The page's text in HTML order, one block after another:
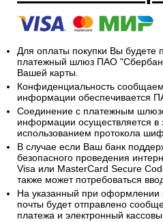
Для оплаты покупки Вы будете
платежный шлюз ПАО
Вашей карты.
Конфиденциальность
информации обеспечивается
Соединение с платежным
информации осуществляется
использованием протокола
В случае если Ваш банк
безопасного проведения
Visa или MasterCard Secure
также может потребоваться
На указанный при оформлении
почты будет отправлено
платежа и электронный